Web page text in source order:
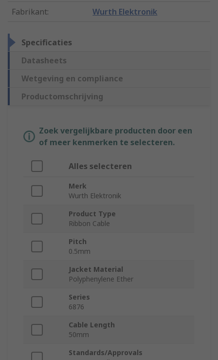
Fabrikant: Wurth Elektronik
Specificaties
Datasheets
Wetgeving en compliance
Productomschrijving
Zoek vergelijkbare producten door een
of meer kenmerken te selecteren.
Alles selecteren
Merk
Wurth Elektronik
Product Type
Ribbon Cable
Pitch
0.5mm
Jacket Material
Polyphenylene Ether
Series
6876
Cable Length
50mm
Standards/Approvals